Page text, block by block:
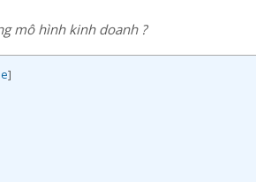
mô hình kinh doanh ?
]